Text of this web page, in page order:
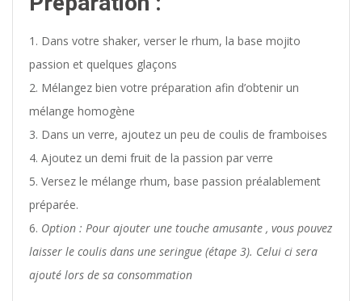
Dans votre shaker, verser le rhum, la base mojito
passion et quelques glaçons
Mélangez bien votre préparation afin d’obtenir un
mélange homogène
Dans un verre, ajoutez un peu de coulis de framboises
Ajoutez un demi fruit de la passion par verre
Versez le mélange rhum, base passion préalablement
préparée.
Option : Pour ajouter une touche amusante , vous pouvez
laisser le coulis dans une seringue (étape 3). Celui ci sera
ajouté lors de sa consommation